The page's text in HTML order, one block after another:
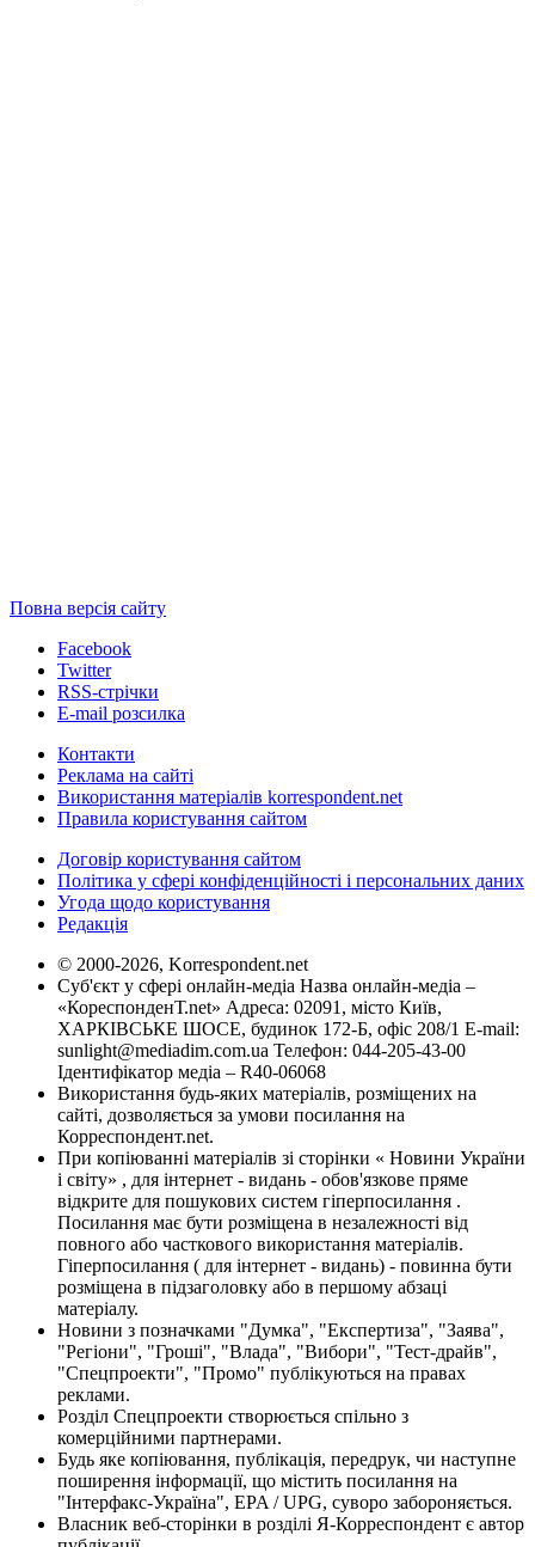
Повна версія сайту
Facebook
Twitter
RSS-стрічки
E-mail розсилка
Контакти
Реклама на сайті
Використання матеріалів korrespondent.net
Правила користування сайтом
Договір користування сайтом
Політика у сфері конфіденційності і персональних даних
Угода щодо користування
Редакція
© 2000-2026, Korrespondent.net
Суб'єкт у сфері онлайн-медіа Назва онлайн-медіа –
«КореспонденТ.net» Адреса: 02091, місто Київ,
ХАРКІВСЬКЕ ШОСЕ, будинок 172-Б, офіс 208/1 E-mail:
sunlight@mediadim.com.ua Телефон: 044-205-43-00
Ідентифікатор медіа – R40-06068
Використання будь-яких матеріалів, розміщених на
сайті, дозволяється за умови посилання на
Корреспондент.net.
При копіюванні матеріалів зі сторінки « Новини України
і світу» , для інтернет - видань - обов'язкове пряме
відкрите для пошукових систем гіперпосилання .
Посилання має бути розміщена в незалежності від
повного або часткового використання матеріалів.
Гіперпосилання ( для інтернет - видань) - повинна бути
розміщена в підзаголовку або в першому абзаці
матеріалу.
Новини з позначками "Думка", "Експертиза", "Заява",
"Регіони", "Гроші", "Влада", "Вибори", "Тест-драйв",
"Спецпроекти", "Промо" публікуються на правах
реклами.
Розділ Спецпроекти створюється спільно з
комерційними партнерами.
Будь яке копіювання, публікація, передрук, чи наступне
поширення інформації, що містить посилання на
"Інтерфакс-Україна", EPA / UPG, суворо забороняється.
Власник веб-сторінки в розділі Я-Корреспондент є автор